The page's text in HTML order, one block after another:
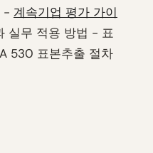
- 계속기업 평가 가이
실무 적용 방법 - 표
530 표본추출 절차